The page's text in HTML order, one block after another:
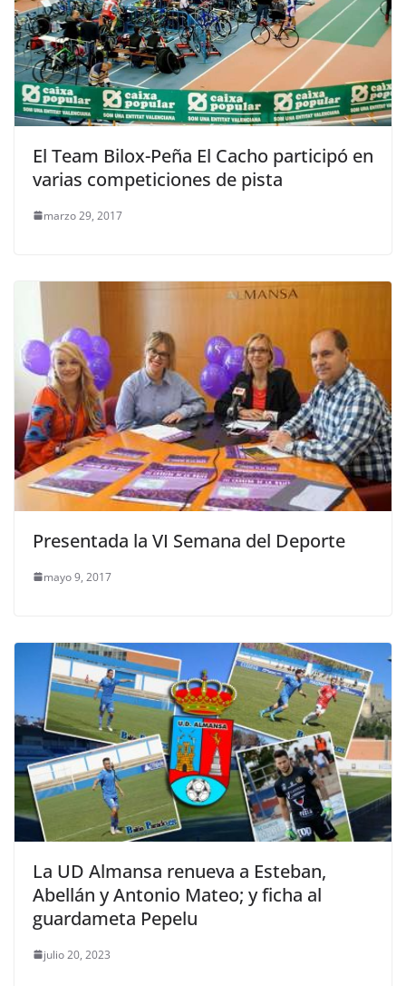
El Team Bilox-Peña El Cacho participó en
varias competiciones de pista
marzo 29, 2017
Presentada la VI Semana del Deporte
mayo 9, 2017
La UD Almansa renueva a Esteban,
Abellán y Antonio Mateo; y ficha al
guardameta Pepelu
julio 20, 2023